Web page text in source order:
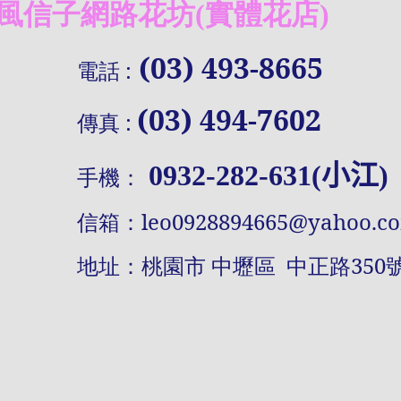
子網路花坊(實體花店)
話 : (03) 493-8665
真 : (03) 494-7602
機： 0932-282-631(小江)
箱：
：桃園市 中壢區 中正路350